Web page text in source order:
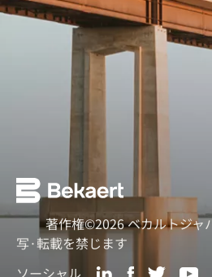
著作権©2026 ベカルトジャパ
写·転載を禁じます
ソーシャル